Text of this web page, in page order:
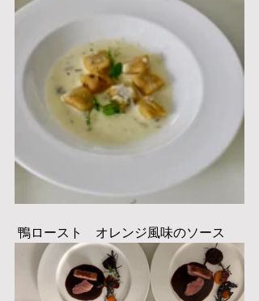
鴨ロースト　オレンジ風味のソース